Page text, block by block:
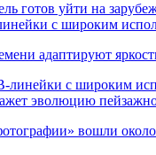
с широким
адаптируют
эволюцию
вошли